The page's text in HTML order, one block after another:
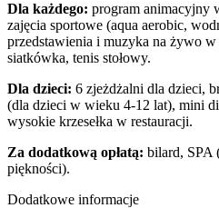
Dla każdego: program animacyjny
zajęcia sportowe (aqua aerobic,
przedstawienia i muzyka na żywo
siatkówka, tenis stołowy.
Dla dzieci: 6 zjeżdżalni dla dzieci,
(dla dzieci w wieku 4-12 lat), mini
wysokie krzesełka w restauracji.
Za dodatkową opłatą: bilard, SPA
piękności).
Dodatkowe informacje